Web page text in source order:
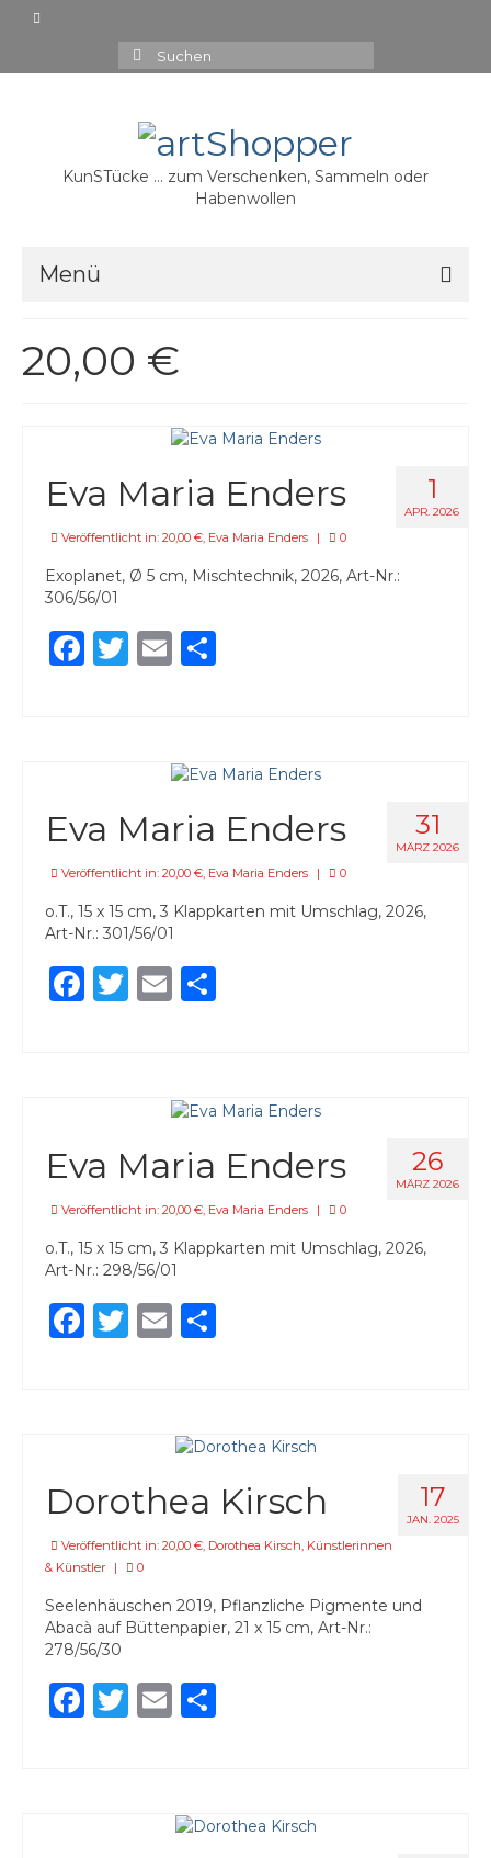
Suchen
nach:
KunSTücke … zum Verschenken, Sammeln oder
Habenwollen
Menü
20,00 €
85,00 €
90,00 €
Eva Maria Enders
Arek Glebocki
Patricia Hell
Dorothea Kirsch
Nina Midi
Daniela Polz
Christiane Schauder
Isa Steinhäuser
Helke Stiebel
Vera Zahnhausen
20,00 €
1
APR. 2026
Eva Maria Enders
Veröffentlicht in: 20,00 €, Eva Maria Enders | 0
Exoplanet, Ø 5 cm, Mischtechnik, 2026, Art-Nr.:
306/56/01
Facebook
Twitter
Email
31
MÄRZ 2026
Eva Maria Enders
Veröffentlicht in: 20,00 €, Eva Maria Enders | 0
o.T., 15 x 15 cm, 3 Klappkarten mit Umschlag, 2026,
Art-Nr.: 301/56/01
Facebook
Twitter
Email
26
MÄRZ 2026
Eva Maria Enders
Veröffentlicht in: 20,00 € Eva Maria Enders | 0
o.T., 15 x 15 cm, 3 Klappkarten mit Umschlag, 2026,
Art-Nr.: 298/56/01
Facebook
Twitter
Email
17
JAN. 2025
Dorothea Kirsch
Veröffentlicht in: 20,00 €, Dorothea Kirsch, Künstlerinnen
& Künstler
| 0
Seelenhäuschen 2019, Pflanzliche Pigmente und
Abacà auf Büttenpapier, 21 x 15 cm, Art-Nr.:
278/56/30
Facebook
Twitter
Email